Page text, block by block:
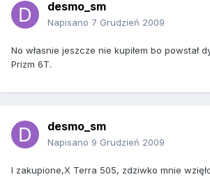
desmo_sm
Napisano 7 Grudzień 2009
No własnie jeszcze nie kupiłem bo powstał
Prizm 6T.
desmo_sm
Napisano 9 Grudzień 2009
I zakupione,X Terra 505, zdziwko mnie